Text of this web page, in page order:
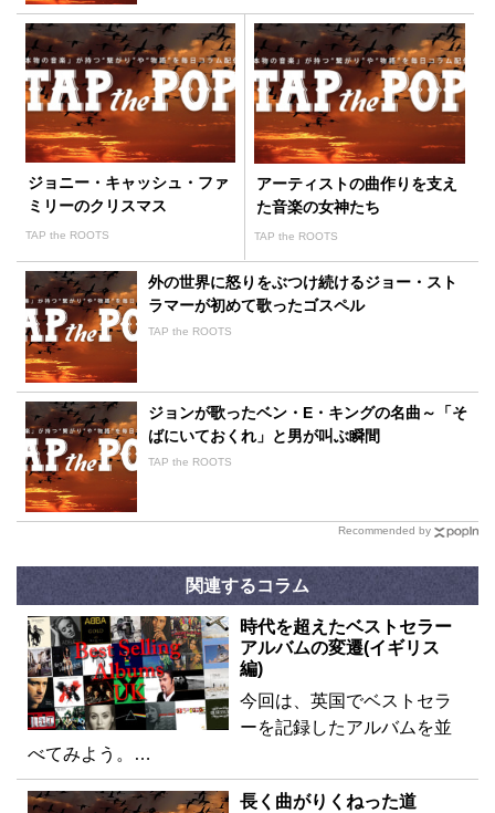
ジョニー・キャッシュ・ファ
ミリーのクリスマス
TAP the ROOTS
アーティストの曲作りを支え
た音楽の女神たち
TAP the ROOTS
外の世界に怒りをぶつけ続けるジョー・スト
ラマーが初めて歌ったゴスペル
TAP the ROOTS
ジョンが歌ったベン・E・キングの名曲～「そ
ばにいておくれ」と男が叫ぶ瞬間
TAP the ROOTS
Recommended by
関連するコラム
時代を超えたベストセラー
アルバムの変遷(イギリス
編)
今回は、英国でベストセラ
ーを記録したアルバムを並
べてみよう。…
長く曲がりくねった道